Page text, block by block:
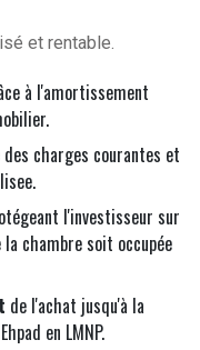
et rentable.
à l'amortissement
des charges courantes et
l'investisseur sur
chambre soit occupée
de l'achat jusqu'à la
en LMNP.